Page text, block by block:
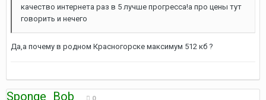
качество интернета раз в 5 лучше прогресса!а про цены тут
говорить и нечего
Да,а почему в родном Красногорске максимум 512 кб ?
Sponge_Bob